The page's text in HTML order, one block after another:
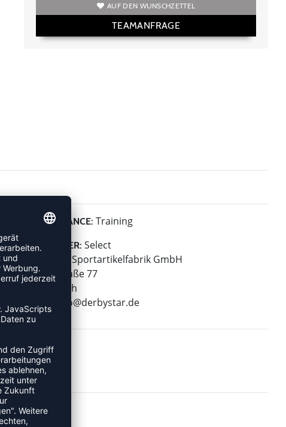
AUF DEN WUNSCHZETTEL
TEAMANFRAGE
PERFORMANCE: Training
HERSTELLER: Select
Derbystar Sportartikelfabrik GmbH
Klever Straße 77
47574 Goch
E-Mail:
info@derbystar.de